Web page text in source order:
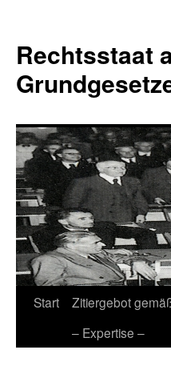
springen
Rechtsstaat
Start
Zitiergebot
– Expertise –